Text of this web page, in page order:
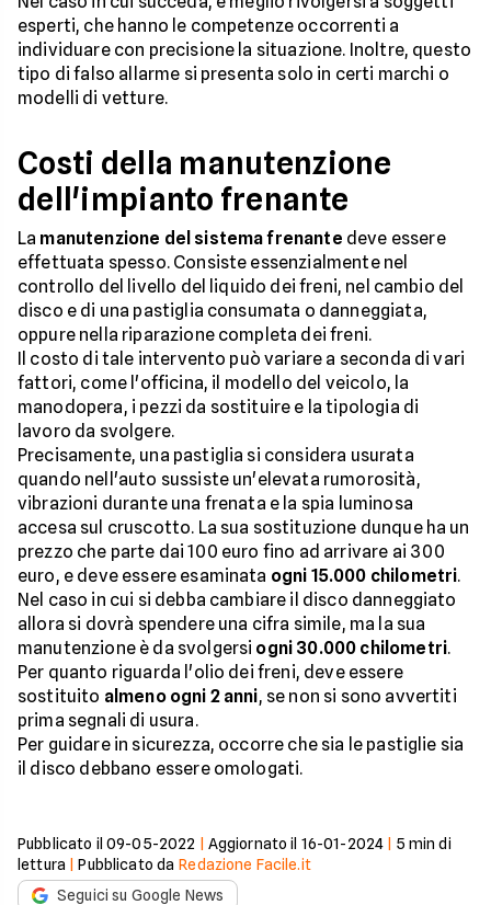
esperti, che hanno le competenze occorrenti a
individuare con precisione la situazione. Inoltre, questo
tipo di falso allarme si presenta solo in certi marchi o
modelli di vetture.
Costi della manutenzione
dell'impianto frenante
La manutenzione del sistema frenante deve essere
effettuata spesso. Consiste essenzialmente nel
controllo del livello del liquido dei freni, nel cambio del
disco e di una pastiglia consumata o danneggiata,
oppure nella riparazione completa dei freni.
Il costo di tale intervento può variare a seconda di vari
fattori, come l'officina, il modello del veicolo, la
manodopera, i pezzi da sostituire e la tipologia di
lavoro da svolgere.
Precisamente, una pastiglia si considera usurata
quando nell'auto sussiste un'elevata rumorosità,
vibrazioni durante una frenata e la spia luminosa
accesa sul cruscotto. La sua sostituzione dunque ha un
prezzo che parte dai 100 euro fino ad arrivare ai 300
euro, e deve essere esaminata ogni 15.000 chilometri.
Nel caso in cui si debba cambiare il disco danneggiato
allora si dovrà spendere una cifra simile, ma la sua
manutenzione è da svolgersi ogni 30.000 chilometri.
Per quanto riguarda l'olio dei freni, deve essere
sostituito almeno ogni 2 anni, se non si sono avvertiti
prima segnali di usura.
Per guidare in sicurezza, occorre che sia le pastiglie sia
il disco debbano essere omologati.
Pubblicato il 09-05-2022 Aggiornato il 16-01-2024 5 min di
lettura |Pubblicato da Redazione Facile.it
Seguici su Google News